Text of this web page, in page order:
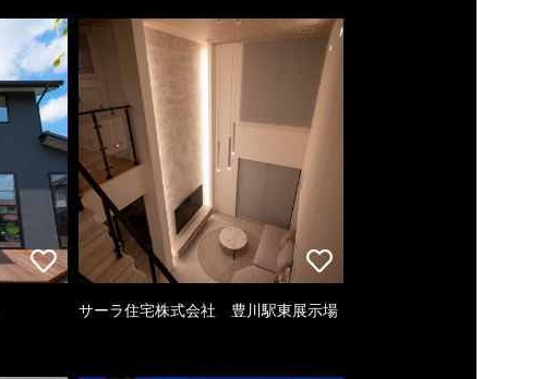
サーラ住宅株式会社 豊川駅東展示場